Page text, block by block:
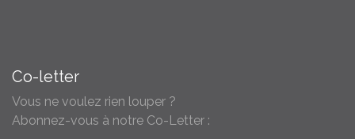
Co-letter
Vous ne voulez rien louper ?
Abonnez-vous à notre Co-Letter :